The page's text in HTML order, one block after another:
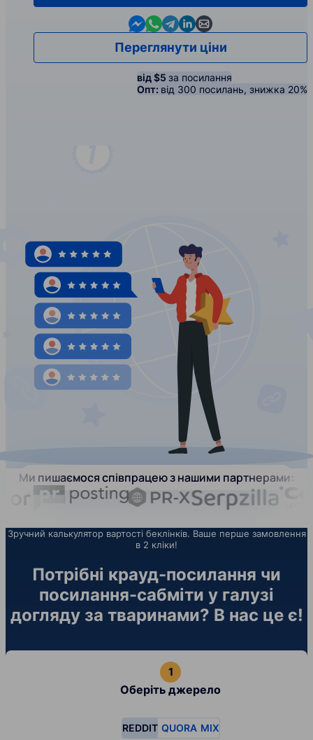
Contact us in Messenger
Contact us in WhatsApp
Contact us in Telegram
Contact us in Linkedin
Contact us by email
Переглянути ціни
від $5 за посилання
Опт: від 300 посилань, знижка 20%
Ми пишаємося співпрацею з нашими партнерами:
Зручний калькулятор вартості беклінків. Ваше перше замовлення
в 2 кліки!
Потрібні крауд-посилання чи
посилання-сабміти у галузі
догляду за тваринами? В нас це є!
Оберіть джерело
REDDIT QUORA MIX